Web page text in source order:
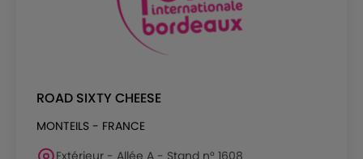
ROAD SIXTY CHEESE
MONTEILS - FRANCE
Extérieur - Allée A - Stand n° 1608